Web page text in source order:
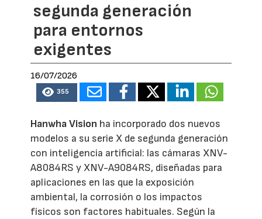
segunda generación
para entornos
exigentes
16/07/2026
355
Hanwha Vision ha incorporado dos nuevos
modelos a su serie X de segunda generación
con inteligencia artificial: las cámaras XNV-
A8084RS y XNV-A9084RS, diseñadas para
aplicaciones en las que la exposición
ambiental, la corrosión o los impactos
físicos son factores habituales. Según la